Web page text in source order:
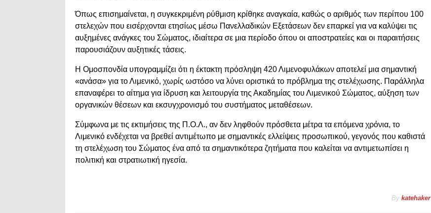
Όπως επισημαίνεται, η συγκεκριμένη ρύθμιση κρίθηκε αναγκαία, καθώς ο αριθμός των περίπου 100
στελεχών που εισέρχονται ετησίως μέσω Πανελλαδικών Εξετάσεων δεν επαρκεί για να καλύψει τις
αυξημένες ανάγκες του Σώματος, ιδιαίτερα σε μια περίοδο όπου οι αποστρατείες και οι παραιτήσεις
παρουσιάζουν αυξητικές τάσεις.
Η Ομοσπονδία υπογραμμίζει ότι η έκτακτη πρόσληψη 420 Λιμενοφυλάκων αποτελεί μια σημαντική
«ανάσα» για το Λιμενικό, χωρίς ωστόσο να λύνει οριστικά το πρόβλημα της στελέχωσης. Παράλληλα
επαναφέρει το αίτημα για ίδρυση και λειτουργία της Ακαδημίας του Λιμενικού Σώματος, αύξηση των
οργανικών θέσεων και εκσυγχρονισμό του συστήματος μεταθέσεων.
Σύμφωνα με τις εκτιμήσεις της Π.Ο.Λ., αν δεν ληφθούν πρόσθετα μέτρα τα επόμενα χρόνια, το
Λιμενικό ενδέχεται να βρεθεί αντιμέτωπο με σημαντικές ελλείψεις προσωπικού, γεγονός που καθιστά
τη στελέχωση του Σώματος ένα από τα σημαντικότερα ζητήματα που καλείται να αντιμετωπίσει η
πολιτική και στρατιωτική ηγεσία.
By katehaker